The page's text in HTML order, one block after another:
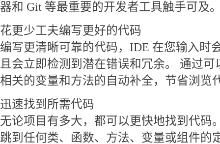
器和 Git 等最重要的开发者工具触手可及
花更少工夫编写更好的代码
编写更清晰可靠的代码，IDE 在您输入时
且会立即检测到潜在错误和冗余。 通过
相关的变量和方法的自动补全，节省浏览
迅速找到所需代码
无论项目有多大，都可以更快地找到代码
跳到任何类、函数、方法、变量或组件的